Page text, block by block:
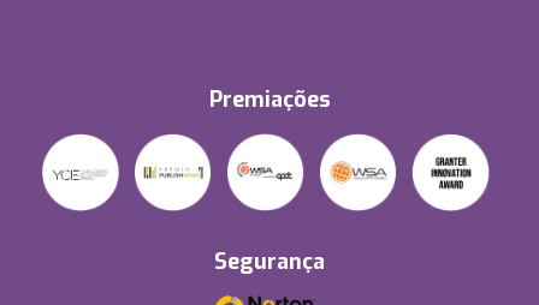
Premiações
Segurança